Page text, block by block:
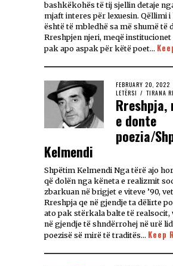
bashkëkohës të tij sjellin detaje
mjaft interes për lexuesin. Qëllimi
është të mbledhë sa më shumë të
Rreshpjen njeri, meqë
pak apo aspak për këtë poet…
FEBRUARY 20, 2022
LETËRSI / TIRANA
Rreshpja,
e donte
poezia/
Kelmendi
Shpëtim Kelmendi Nga tërë ajo
që dolën nga këneta e realizmit
zbarkuan në brigjet e viteve ’90,
Rreshpja qe në gjendje ta dëlirte
ato pak stërkala balte të realsocit,
në gjendje të shndërrohej në urë
poezisë së mirë të traditës… Keep